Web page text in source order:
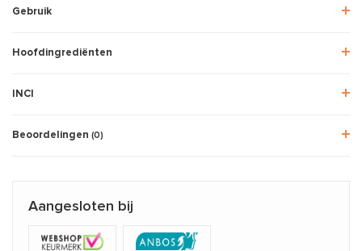
Gebruik
Hoofdingrediënten
INCI
Beoordelingen (0)
Aangesloten bij